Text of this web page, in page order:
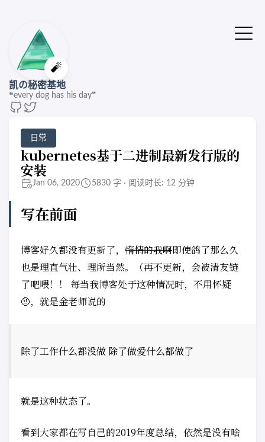
🧨
凯の秘密基地
❝every dog has his day❞
日常
kubernetes基于二进制最新发行版的
安装
Jan 06, 2020 5830 字 · 阅读时长: 12 分钟
写在前面
博客好久都没有更新了， 惰情的我啊即使鸽了那么久
也是理直气壮、理所当然。（再不更新，会被清友链
了吧喂！！ 每当我博客处于这种情况时，不用怀疑
🤨，就是金老师说的
除了工作什么都没做 除了做爱什么都做了
就是这种状态了。
看到大家都在写自己的2019年度总结，依然是没有啥